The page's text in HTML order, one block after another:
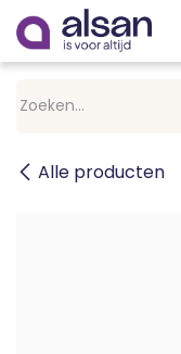
Overslaan naar inhoud
Alle producten